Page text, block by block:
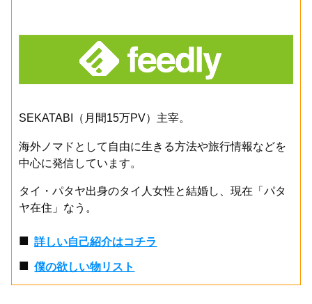
SEKATABI（月間15万PV）主宰。
海外ノマドとして自由に生きる方法や旅行情報などを
中心に発信しています。
タイ・パタヤ出身のタイ人女性と結婚し、現在「パタ
ヤ在住」なう。
■詳しい自己紹介はコチラ
■僕の欲しい物リスト